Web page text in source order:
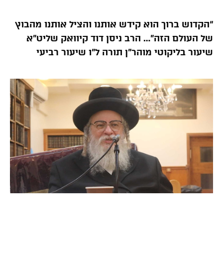
“הקדוש ברוך הוא קידש אותנו והציל אותנו מהבוץ
של העולם הזה”… הרב ניסן דוד קיוואק שליט”א
שיעור בליקוטי מוהר”ן תורה ל”ו שיעור רביעי